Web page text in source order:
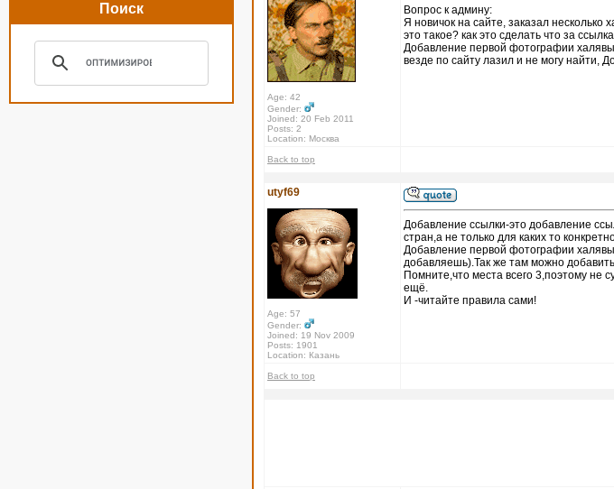
Поиск
Age: 42
Gender:
Joined: 20 Feb 2011
Posts: 2
Location: Москва
Вопрос к админу:
Я новичок на сайте, заказал несколько
это такое? как это сделать что за
Добавление первой фотографии
везде по сайту лазил и не могу найти,
Back to top
utyf69
Age: 57
Gender:
Joined: 19 Nov 2009
Posts: 1901
Location: Казань
Добавление ссылки-это добавление
стран,а не только для каких то
Добавление первой фотографии
добавляешь).Так же там можно
Помните,что места всего 3,поэтому не
ещё.
И -читайте правила сами!
Back to top